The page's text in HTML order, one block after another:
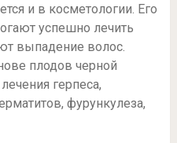
и в косметологии. Его
успешно лечить
выпадение волос.
плодов черной
герпеса,
фурункулеза,